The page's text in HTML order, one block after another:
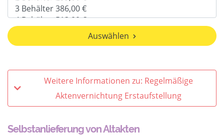
Auswählen
Weitere Informationen zu: Regelmäßige
Aktenvernichtung Erstaufstellung
Selbstanlieferung von Altakten